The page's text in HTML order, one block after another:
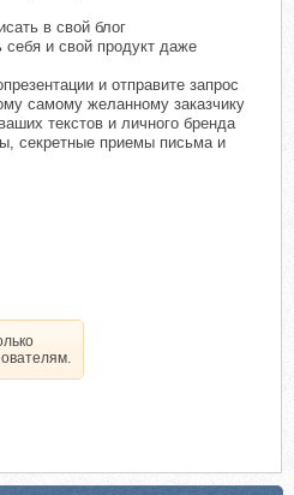
в свой блог
себя и свой продукт даже
и отправите запрос
самому желанному заказчику
текстов и личного бренда
секретные приемы письма и